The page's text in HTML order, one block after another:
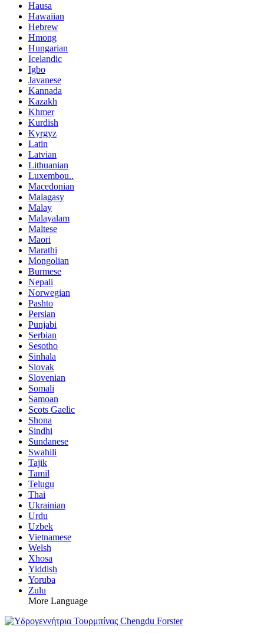
Hausa
Hawaiian
Hebrew
Hmong
Hungarian
Icelandic
Igbo
Javanese
Kannada
Kazakh
Khmer
Kurdish
Kyrgyz
Latin
Latvian
Lithuanian
Luxembou..
Macedonian
Malagasy
Malay
Malayalam
Maltese
Maori
Marathi
Mongolian
Burmese
Nepali
Norwegian
Pashto
Persian
Punjabi
Serbian
Sesotho
Sinhala
Slovak
Slovenian
Somali
Samoan
Scots Gaelic
Shona
Sindhi
Sundanese
Swahili
Tajik
Tamil
Telugu
Thai
Ukrainian
Urdu
Uzbek
Vietnamese
Welsh
Xhosa
Yiddish
Yoruba
Zulu
More Language